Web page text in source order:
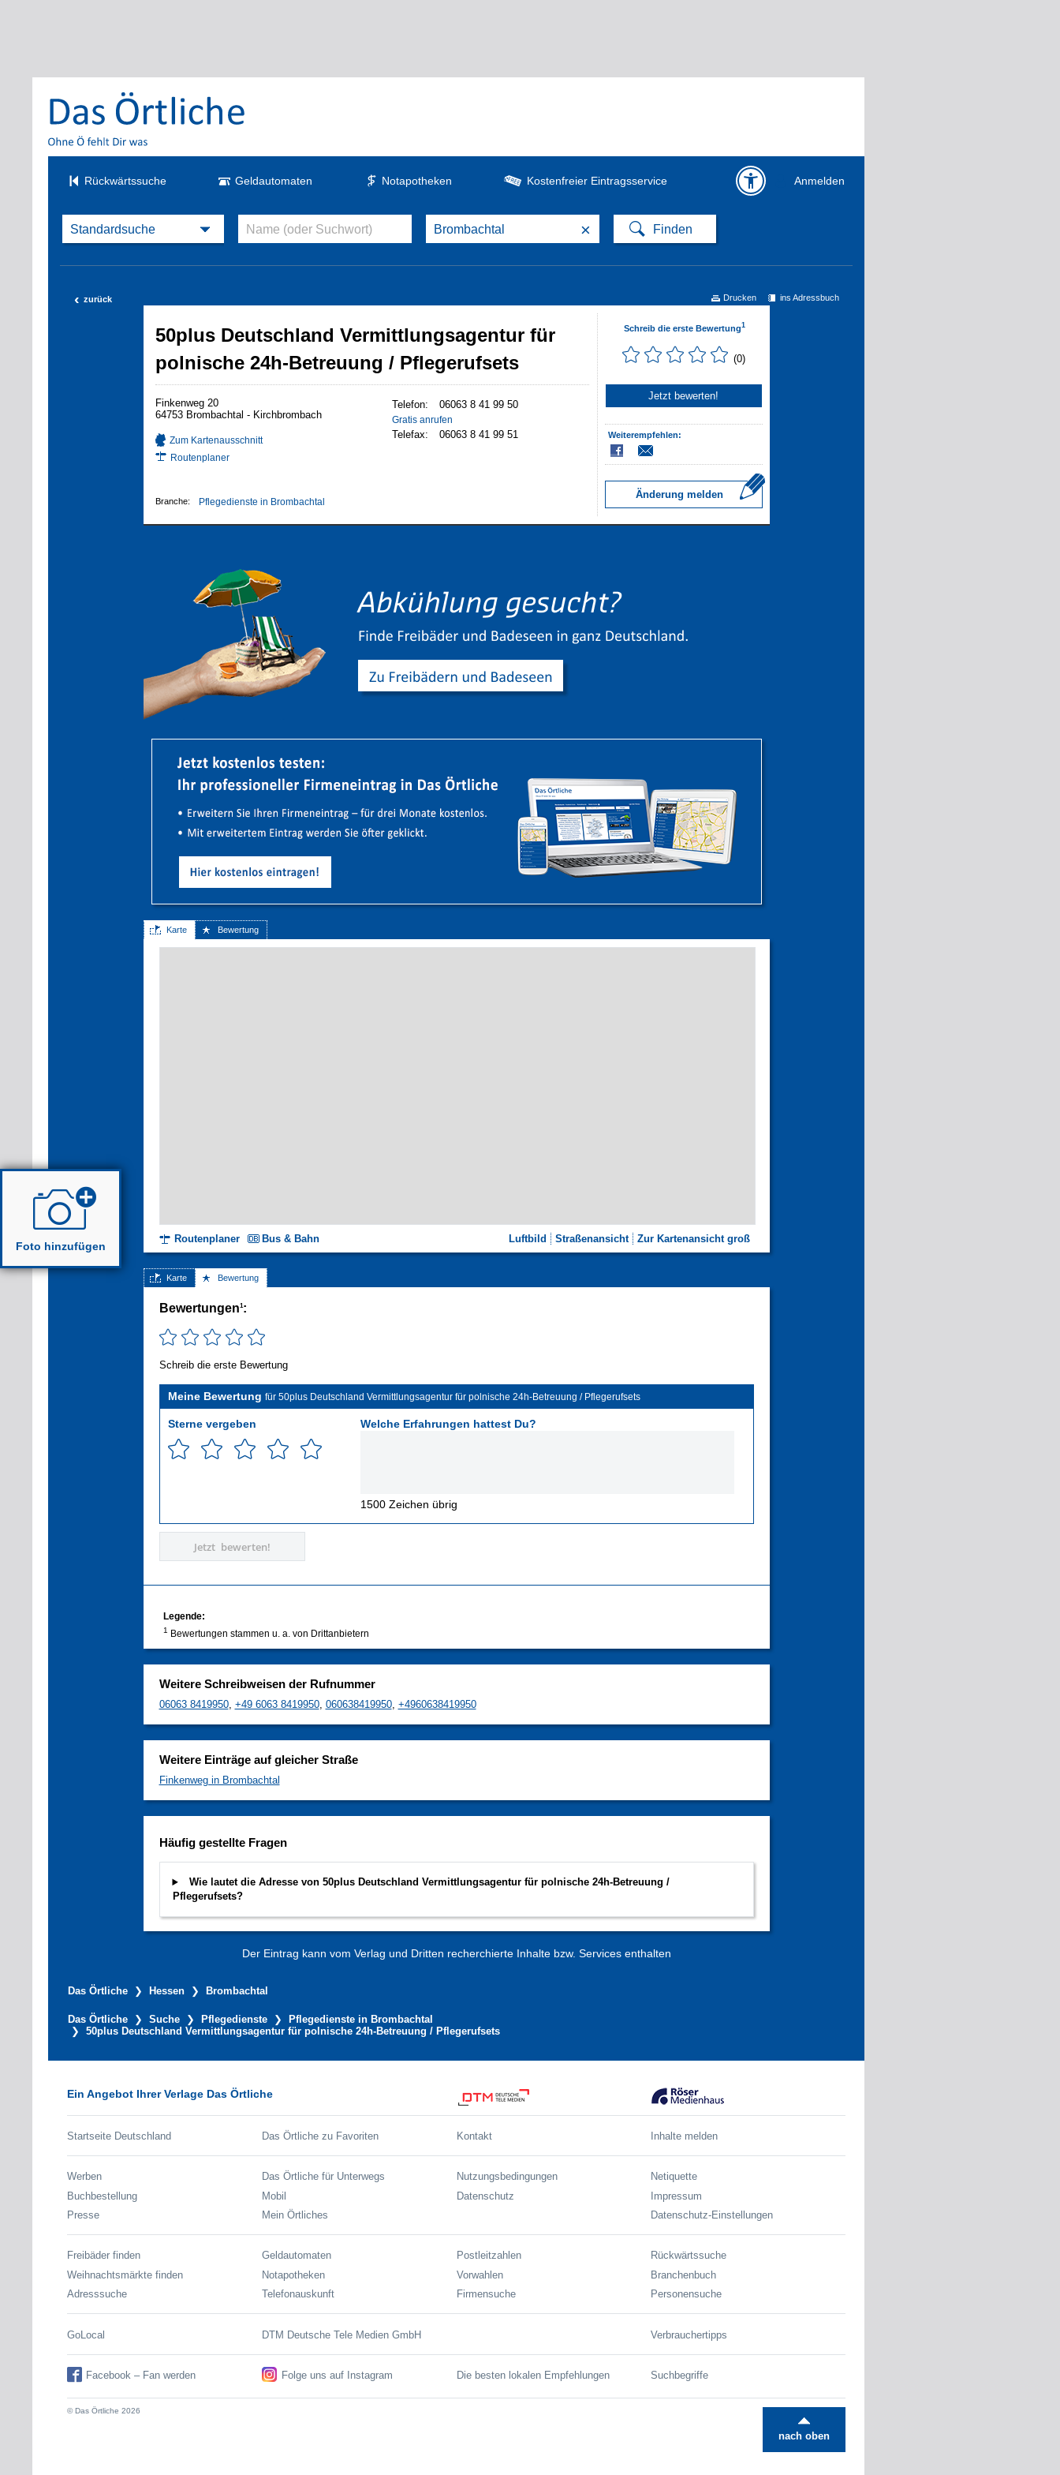
Rückwärtssuche Geldautomaten Notapotheken Kostenfreier Eintragsservice Anmelden
×
ins Adressbuch
Drucken
‹ zurück
50plus Deutschland Vermittlungsagentur für
polnische 24h-Betreuung / Pflegerufsets
Finkenweg 20
64753 Brombachtal - Kirchbrombach
Zum Kartenausschnitt
Routenplaner
Telefon: 06063 8 41 99 50
Gratis anrufen
Telefax:
Branche: Pflegedienste in Brombachtal
Schreib die erste Bewertung1
(0)
Jetzt bewerten!
Weiterempfehlen:
Änderung melden
Karte Bewertung
Luftbild Straßenansicht Zur Kartenansicht groß
Routenplaner Bus & Bahn
Karte Bewertung
Bewertungen1:
Schreib die erste Bewertung
Meine Bewertung für 50plus Deutschland Vermittlungsagentur für polnische 24h-Betreuung / Pflegerufsets
Sterne vergeben Welche Erfahrungen hattest Du?
1500 Zeichen übrig
Jetzt bewerten!
Legende:
1 Bewertungen stammen u. a. von Drittanbietern
Weitere Schreibweisen der Rufnummer
06063 8419950, +49 6063 8419950, 060638419950, +4960638419950
Weitere Einträge auf gleicher Straße
Finkenweg in Brombachtal
Häufig gestellte Fragen
Wie lautet die Adresse von 50plus Deutschland Vermittlungsagentur für polnische 24h-Betreuung /
Pflegerufsets?
Der Eintrag kann vom Verlag und Dritten recherchierte Inhalte bzw. Services enthalten
Das Örtliche Hessen Brombachtal
Das Örtliche Suche Pflegedienste
Pflegedienste in Brombachtal
50plus Deutschland Vermittlungsagentur für polnische 24h-Betreuung / Pflegerufsets
Foto hinzufügen
Ein Angebot Ihrer Verlage Das Örtliche
Startseite Deutschland Das Örtliche zu Favoriten Kontakt Inhalte melden
Werben
Buchbestellung
Presse
Das Örtliche für Unterwegs
Mobil
Mein Örtliches
Nutzungsbedingungen
Datenschutz
Netiquette
Impressum
Datenschutz-Einstellungen
Freibäder finden
Weihnachtsmärkte finden
Adresssuche
Geldautomaten
Notapotheken
Telefonauskunft
Postleitzahlen
Vorwahlen
Firmensuche
Rückwärtssuche
Branchenbuch
Personensuche
GoLocal DTM Deutsche Tele Medien GmbH Verbrauchertipps
Facebook – Fan werden Folge uns auf Instagram Die besten lokalen Empfehlungen Suchbegriffe
© Das Örtliche 2026
nach oben